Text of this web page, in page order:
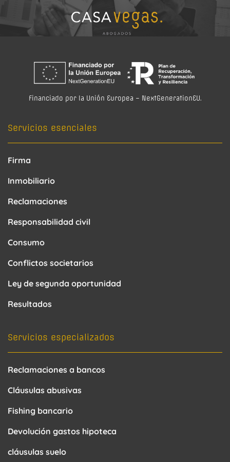
Financiado por la Unión Europea – NextGenerationEU.
Servicios esenciales
Firma
Inmobiliario
Reclamaciones
Responsabilidad civil
Consumo
Conflictos societarios
Ley de segunda oportunidad
Resultados
Servicios especializados
Reclamaciones a bancos
Cláusulas abusivas
Fishing bancario
Devolución gastos hipoteca
cláusulas suelo